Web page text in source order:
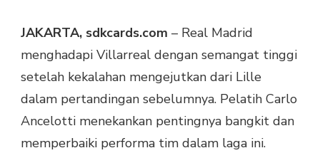
KEKALAHAN
DARI
JADI
MOTIVASI
VILLARREAL
JAKARTA, sdkcards.com – Real Madrid
menghadapi Villarreal dengan semangat tinggi
setelah kekalahan mengejutkan dari Lille
dalam pertandingan sebelumnya. Pelatih Carlo
Ancelotti menekankan pentingnya bangkit dan
memperbaiki performa tim dalam laga ini.